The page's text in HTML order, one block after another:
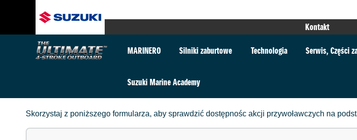
Kontakt
MARINERO Silniki zaburtowe Technologia Serwis, Części
Suzuki Marine Academy
Skorzystaj z poniższego formularza, aby sprawdzić dostępnośc akcji przywoławczych na